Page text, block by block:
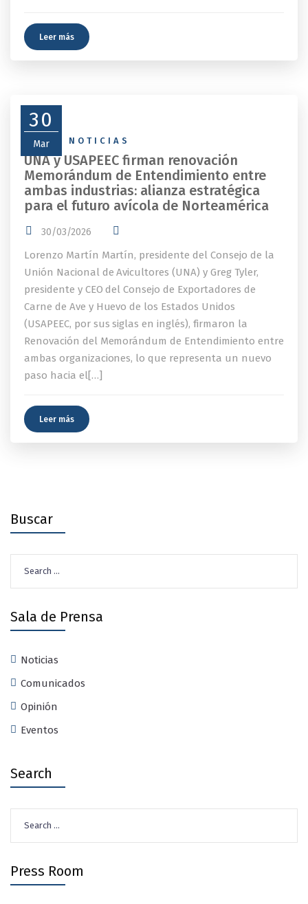
Leer más
30
Mar
NEWS NOTICIAS
UNA y USAPEEC firman renovación
Memorándum de Entendimiento entre
ambas industrias: alianza estratégica
para el futuro avícola de Norteamérica
30/03/2026
Lorenzo Martín Martín, presidente del Consejo de la
Unión Nacional de Avicultores (UNA) y Greg Tyler,
presidente y CEO del Consejo de Exportadores de
Carne de Ave y Huevo de los Estados Unidos
(USAPEEC, por sus siglas en inglés), firmaron la
Renovación del Memorándum de Entendimiento entre
ambas organizaciones, lo que representa un nuevo
paso hacia el[…]
Leer más
Buscar
for:
Sala de Prensa
Noticias
Comunicados
Opinión
Eventos
Search
for:
Press Room